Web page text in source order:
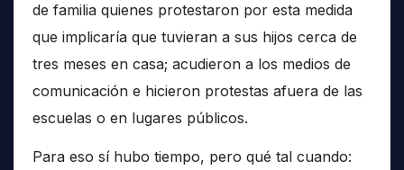
de familia quienes protestaron por esta medida
que implicaría que tuvieran a sus hijos cerca de
tres meses en casa; acudieron a los medios de
comunicación e hicieron protestas afuera de las
escuelas o en lugares públicos.
Para eso sí hubo tiempo, pero qué tal cuando: